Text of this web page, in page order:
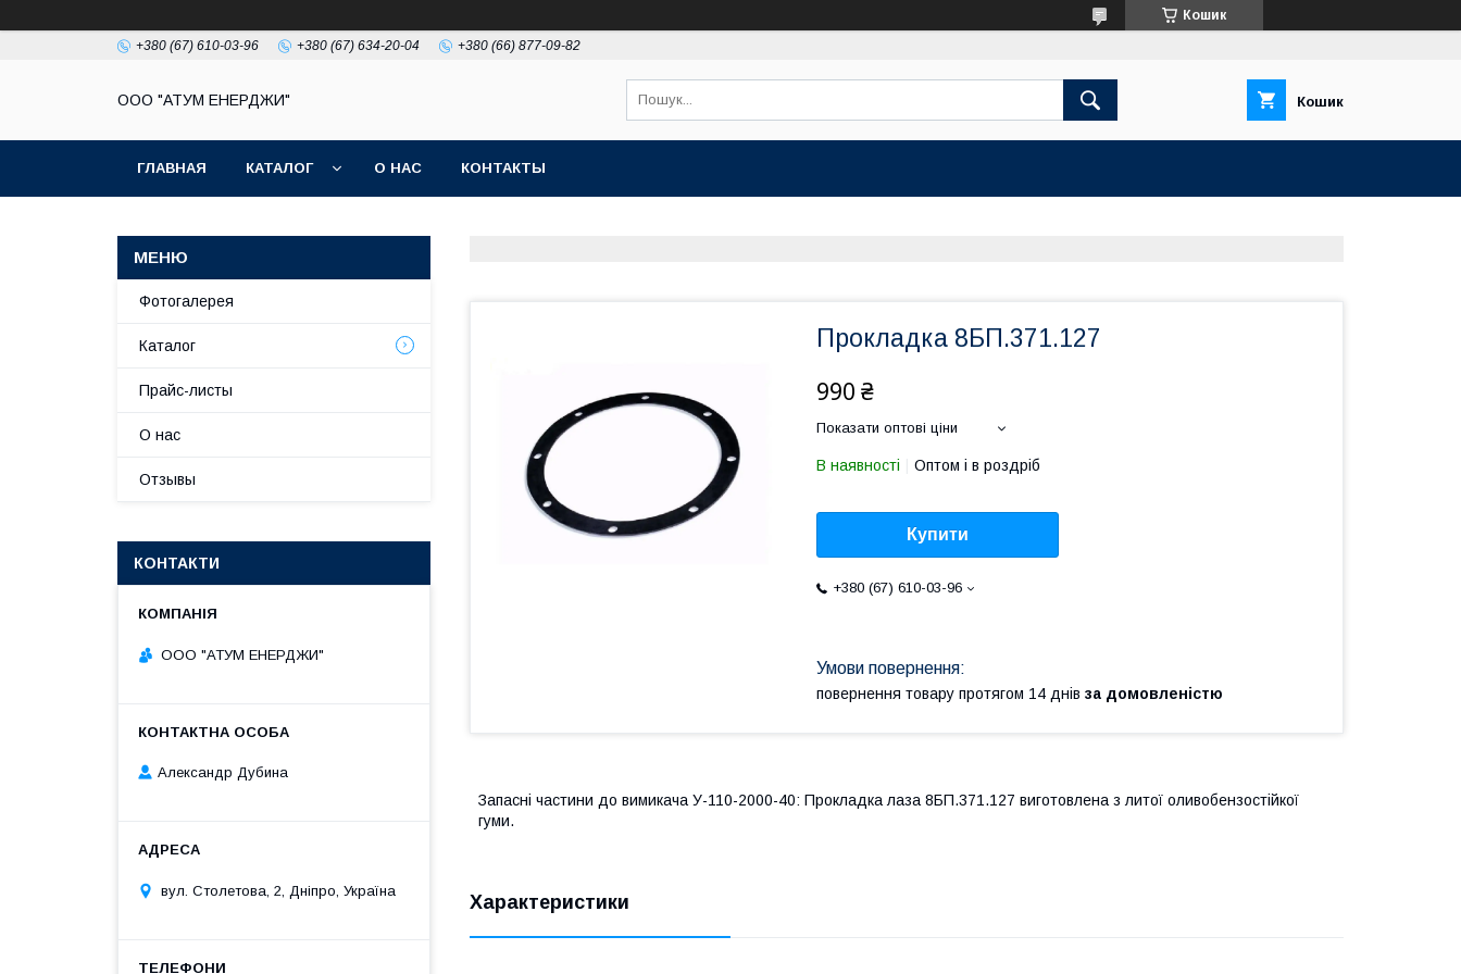
Кошик
+380 (67) 610-03-96 +380 (67) 634-20-04 +380 (66) 877-09-82
ООО "АТУМ ЕНЕРДЖИ" Кошик
ГЛАВНАЯ КАТАЛОГ О НАС КОНТАКТЫ
Прокладка 8БП.371.127
990 ₴
Показати оптові ціни
В наявності Оптом і в роздріб
Купити
+380 (67) 610-03-96
повернення товару протягом 14 днів за домовленістю
Запасні частини до вимикача У-110-2000-40: Прокладка лаза 8БП.371.127 виготовлена з литої оливобензостійкої
гуми.
Характеристики
Фотогалерея
Каталог
Прайс-листы
О нас
Отзывы
КОНТАКТИ
ООО "АТУМ ЕНЕРДЖИ"
Александр Дубина
вул. Столетова, 2, Дніпро, Україна